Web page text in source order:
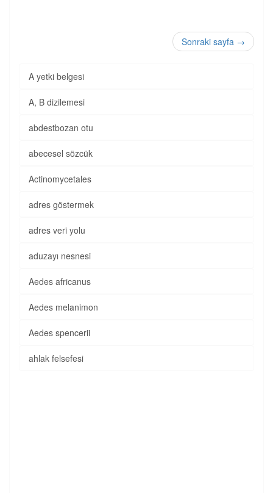
Sonraki sayfa →
A yetki belgesi
A, B dizilemesi
abdestbozan otu
abecesel sözcük
Actinomycetales
adres göstermek
adres veri yolu
aduzayı nesnesi
Aedes africanus
Aedes melanimon
Aedes spencerii
ahlak felsefesi